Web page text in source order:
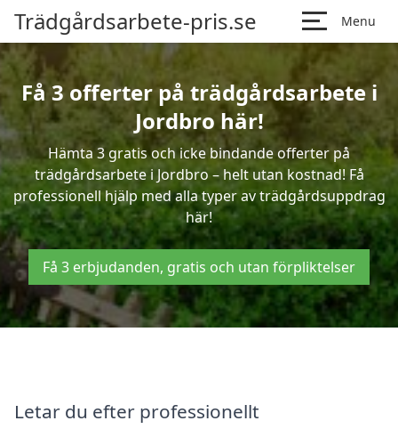
Trädgårdsarbete-pris.se Menu
Få 3 offerter på trädgårdsarbete i
Jordbro här!
Hämta 3 gratis och icke bindande offerter på
trädgårdsarbete i Jordbro – helt utan kostnad! Få
professionell hjälp med alla typer av trädgårdsuppdrag
här!
Få 3 erbjudanden, gratis och utan förpliktelser
Letar du efter professionellt